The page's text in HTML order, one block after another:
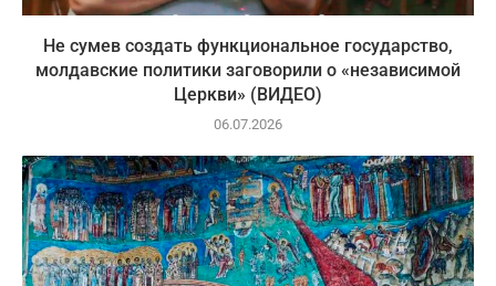
Не сумев создать функциональное государство,
молдавские политики заговорили о «независимой
Церкви» (ВИДЕО)
06.07.2026